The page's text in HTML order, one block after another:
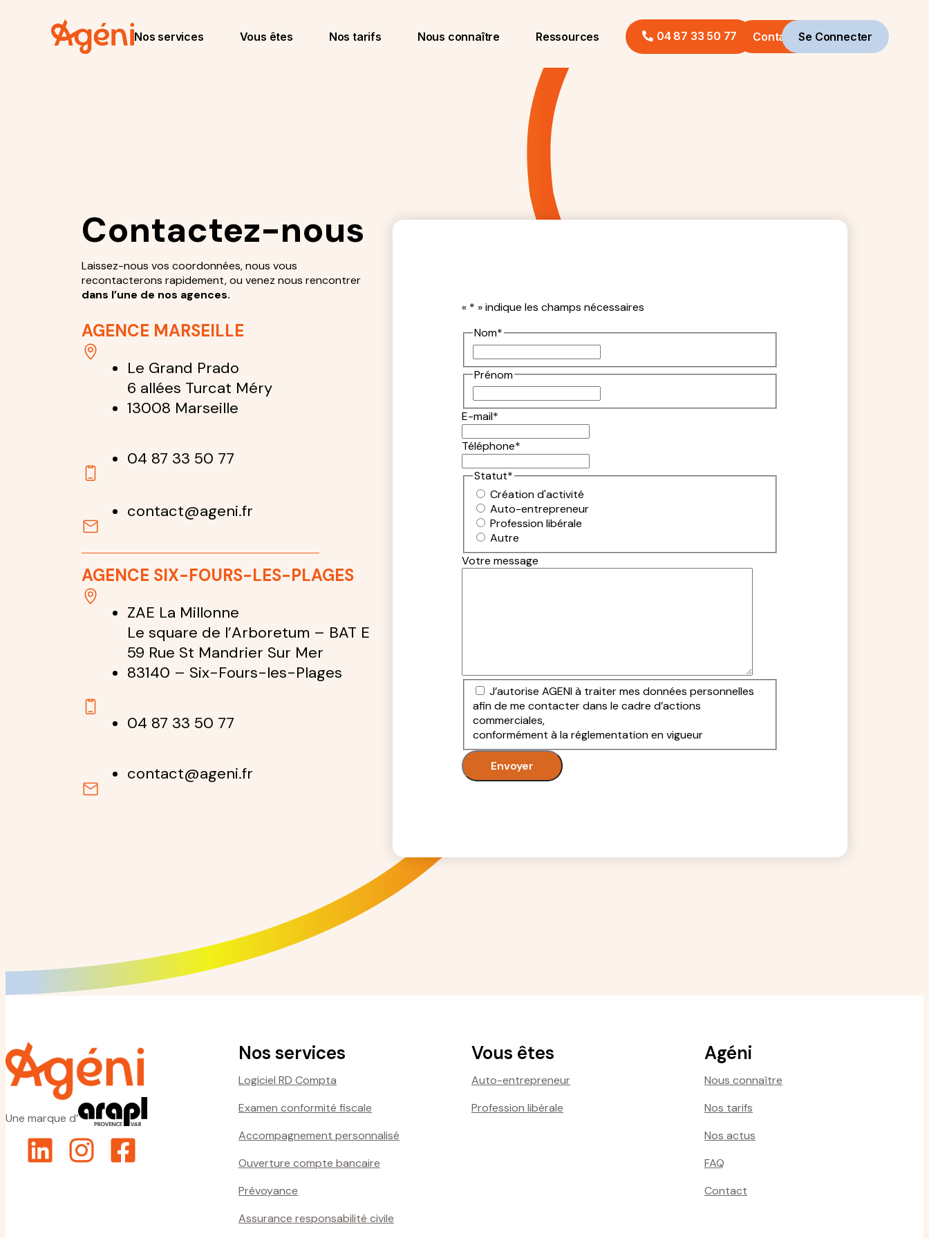
Nos services Vous êtes Nos tarifs Nous connaître Ressources 04 87 33 50 77 Contact Se Connecter
Contactez-nous
Laissez-nous vos coordonnées, nous vous
recontacterons rapidement, ou venez nous rencontrer
dans l’une de nos agences.
AGENCE MARSEILLE
Le Grand Prado
6 allées Turcat Méry
13008 Marseille
04 87 33 50 77
contact@ageni.fr
AGENCE SIX-FOURS-LES-PLAGES
ZAE La Millonne
Le square de l’Arboretum – BAT E
59 Rue St Mandrier Sur Mer
83140 – Six-Fours-les-Plages
04 87 33 50 77
contact@ageni.fr
« * » indique les champs nécessaires
Nom*
Prénom
E-mail*
Téléphone*
Statut*
Création d'activité
Auto-entrepreneur
Profession libérale
Autre
Votre message
J’autorise AGENI à traiter mes données personnelles
afin de me contacter dans le cadre d’actions
commerciales,
conformément à la réglementation en vigueur
Une marque d’
Nos services
Logiciel RD Compta
Examen conformité fiscale
Accompagnement personnalisé
Ouverture compte bancaire
Prévoyance
Assurance responsabilité civile
Vous êtes
Auto-entrepreneur
Profession libérale
Agéni
Nous connaître
Nos tarifs
Nos actus
FAQ
Contact